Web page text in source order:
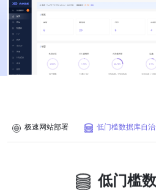
极速网站部署 低门槛数据库自治
低门槛